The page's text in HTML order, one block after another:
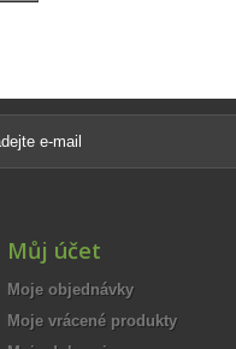
Můj účet
Moje objednávky
Moje vrácené produkty